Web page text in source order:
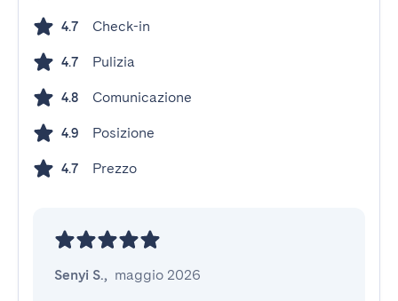
4.7 Check-in
4.7 Pulizia
4.8 Comunicazione
4.9 Posizione
4.7 Prezzo
Senyi S., maggio 2026